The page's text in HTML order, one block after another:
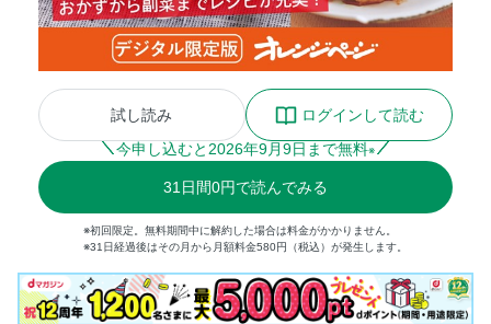
試し読み
ログインして読む
今申し込むと 2026年9月9日まで無料※
31 日間0円で読んでみる
※初回限定。無料期間中に解約した場合は料金がかかりません。
※31日経過後はその月から月額料金580円（税込）が発生します。